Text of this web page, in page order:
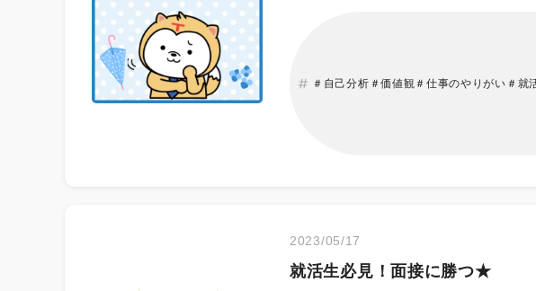
感や「自分ならできるはずだ」という
＃自己分析＃価値観＃仕事のやりがい＃就
2023/05/17
就活生必見！面接に勝つ★